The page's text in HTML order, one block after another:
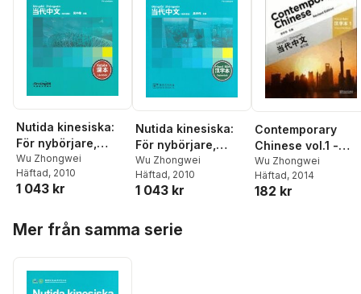
Nutida kinesiska:
För nybörjare,
Lärobok
Wu Zhongwei
Häftad, 2010
1 043 kr
Nutida kinesiska:
För nybörjare,
Teckenbok
(Kinesiska)
Wu Zhongwei
Häftad, 2010
1 043 kr
Contemporary
Chinese vol.1 -
Character Book
Wu Zhongwei
Häftad, 2014
182 kr
Mer från samma serie